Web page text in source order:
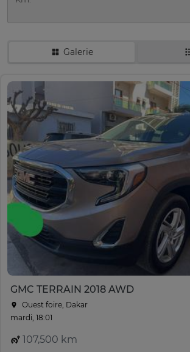
Galerie
GMC TERRAIN 2018 AWD
Ouest foire, Dakar
mardi, 18:01
107,500 km